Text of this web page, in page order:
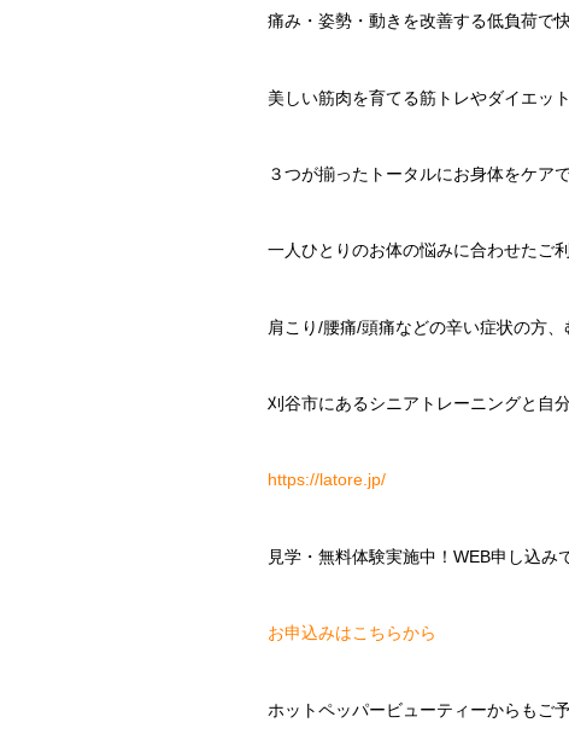
痛み・姿勢・動きを改善する低負荷で
美しい筋肉を育てる筋トレやダイエッ
３つが揃ったトータルにお身体をケア
一人ひとりのお体の悩みに合わせたご
肩こり/腰痛/頭痛などの辛い症状の方
刈谷市にあるシニアトレーニングと自
https://latore.jp/
見学・無料体験実施中！WEB申し込み
お申込みはこちらから
ホットペッパービューティーからもご